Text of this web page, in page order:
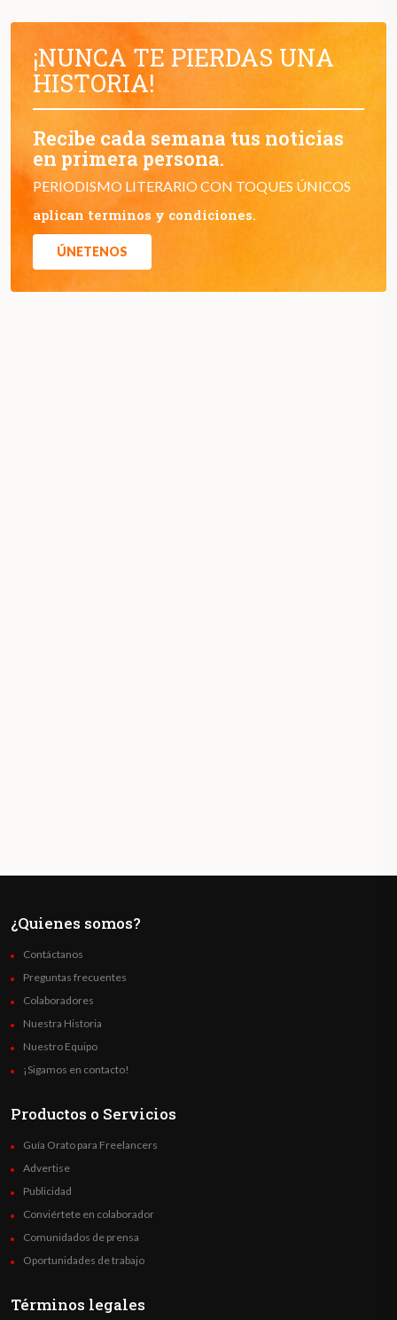
¡NUNCA TE PIERDAS UNA
HISTORIA!
Recibe cada semana tus noticias
en primera persona.
PERIODISMO LITERARIO CON TOQUES ÚNICOS
aplican terminos y condiciones.
ÚNETENOS
¿Quienes somos?
Contáctanos
Preguntas frecuentes
Colaboradores
Nuestra Historia
Nuestro Equipo
¡Sigamos en contacto!
Productos o Servicios
Guía Orato para Freelancers
Advertise
Publicidad
Conviértete en colaborador
Comunidados de prensa
Oportunidades de trabajo
Términos legales